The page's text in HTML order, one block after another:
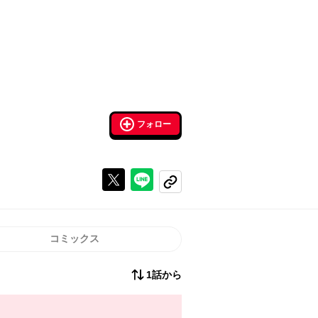
フォロー
Xで投稿するラインでシェアする
コピーする
コミックス
1話から